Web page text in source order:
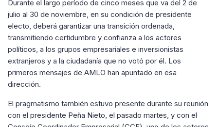
Durante el largo período de cinco meses que va del 2 de
julio al 30 de noviembre, en su condición de presidente
electo, deberá garantizar una transición ordenada,
transmitiendo certidumbre y confianza a los actores
políticos, a los grupos empresariales e inversionistas
extranjeros y a la ciudadanía que no votó por él. Los
primeros mensajes de AMLO han apuntado en esa
dirección.
El pragmatismo también estuvo presente durante su reunión
con el presidente Peña Nieto, el pasado martes, y con el